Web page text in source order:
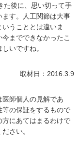
た後に、思い切って手
す。人工関節は大事
うこととは違いま
までできなかったこ
いですね。
取材日：2016.3.9
医師個人の見解であ
等の保証をするもので
にあてはまるわけで
さい。